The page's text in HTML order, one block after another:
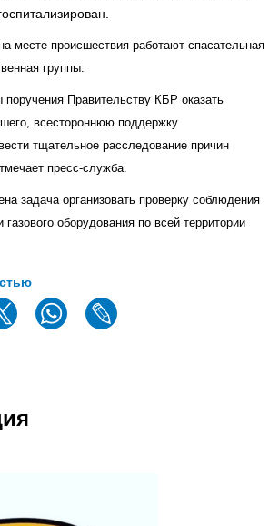
месте происшествия работают спасательная
группы.
Правительству КБР оказать
всестороннюю поддержку
тщательное расследование причин
пресс-служба.
задача организовать проверку соблюдения
газового оборудования по всей территории